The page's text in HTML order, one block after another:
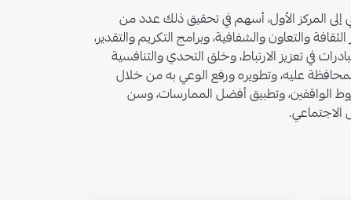
من 86% إلى 20. 89%، لتصعد بذلك من المركز الثاني إلى المركز الأول، أسهم في تحقيق ذلك عدد من
والتعاون والشفافية، وبرامج التكريم والتقدير،
في تعزيز الارتباط، وخلق التحدي والتنافسية
عليه، وتطويره ورفع الوعي به من خلال
الواقفين، وتطبيق أفضل الممارسات، وسن
الاجتماعي.